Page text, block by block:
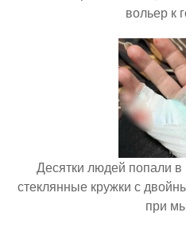
вольер к
Десятки людей попали
стеклянные кружки с
при